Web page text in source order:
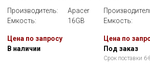
Производитель:
Apacer
Емкость:
16GB
Цена по запросу
В наличии
Емкость:
Цена по
Под заказ
Срок поставки 6-